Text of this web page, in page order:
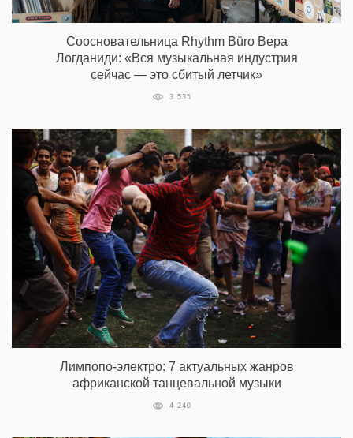
Соосновательница Rhythm Büro Вера
Логданиди: «Вся музыкальная индустрия
сейчас — это сбитый летчик»
3 535
Лимпопо-электро: 7 актуальных жанров
африканской танцевальной музыки
4 240